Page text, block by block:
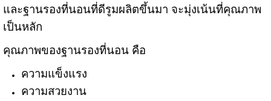
และฐานรองที่นอนที่ดีรูมผลิตขึ้นมา จะมุ่งเน้นที่คุณภาพ
เป็นหลัก
คุณภาพของฐานรองที่นอน คือ
ความแข็งแรง
ความสวยงาน